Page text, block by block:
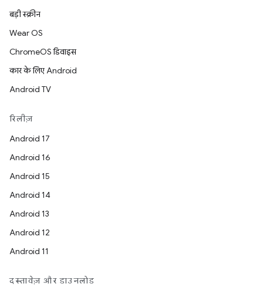
बड़ी स्क्रीन
Wear OS
ChromeOS डिवाइस
कार के लिए Android
Android TV
रिलीज़
Android 17
Android 16
Android 15
Android 14
Android 13
Android 12
Android 11
दस्तावेज़ और डाउनलोड